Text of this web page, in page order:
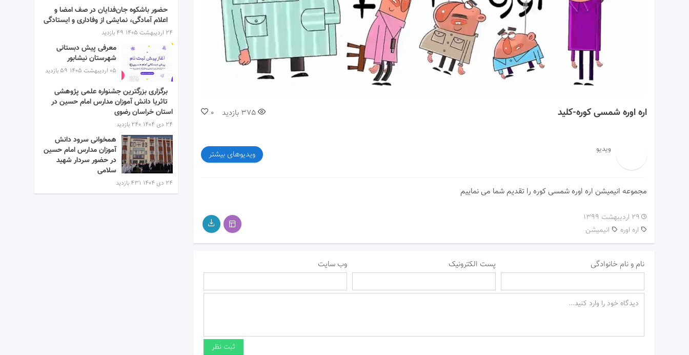
اره اوره شمسی کوره-کلید 0 375 بازدید
ویدیو ویدیوهای بیشتر
مجموعه انیمیشن اره اوره شمسی کوره را تقدیم شما می نماییم
۲۹ اردیبهشت ۱۳۹۹
اره اوره
انیمیشن
نام و نام خانوادگی پست الکترونیک وب سایت
حضور باشکوه جان‌فدایان در صف امضا و
اعلام آمادگی، نمایشی از وفاداری و ایستادگی
۲۴ اردیبهشت ۱۴۰۵ 49 بازدید
معرفی پیش دبستانی
شهرستان نیشابور
۰۵ اردیبهشت ۱۴۰۵ 59 بازدید
برگزاری بزرگترین جشنواره علمی پژوهشی
تاثریا دانش آموزان مدارس امام حسین در
استان خراسان رضوی
۲۴ دی ۱۴۰۴ 240 بازدید
همخوانی سرود دانش
آموزان مدارس امام حسین
در حضور سردار شهید
سلامی
۲۴ دی ۱۴۰۴ 431 بازدید